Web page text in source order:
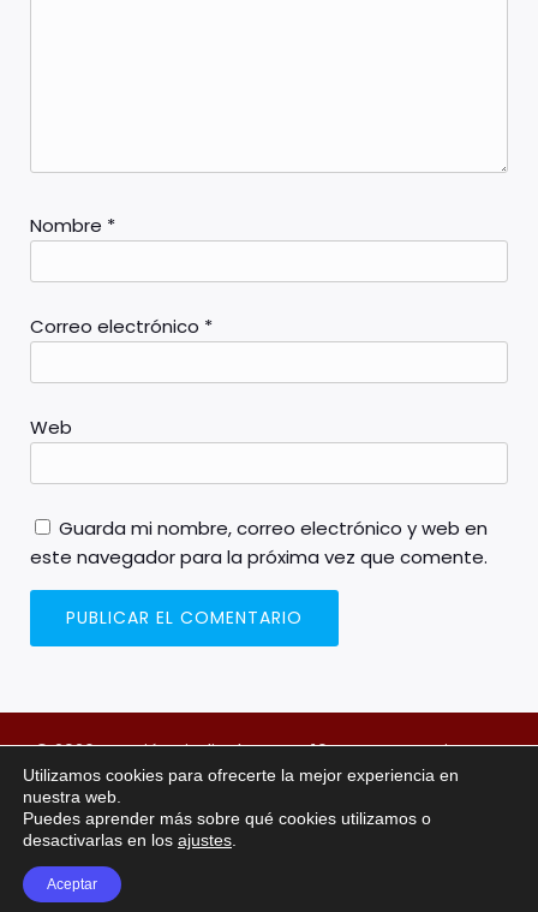
Nombre *
Correo electrónico *
Web
Guarda mi nombre, correo electrónico y web en
este navegador para la próxima vez que comente.
© 2026 Sección sindical FSOC H10 Lanzarote Princess.
Created with
using WordPress andKubio
NUESTRAS REDES SOCIALES
Utilizamos cookies para ofrecerte la mejor experiencia en
nuestra web.
Puedes aprender más sobre qué cookies utilizamos o
desactivarlas en los ajustes
Aceptar